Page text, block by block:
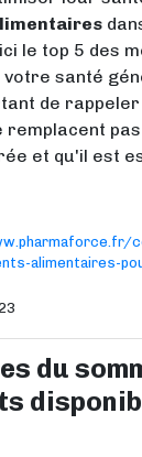
le top 5 des
santé
de rappeler
remplacent
et qu'il est
alimentaires-
du